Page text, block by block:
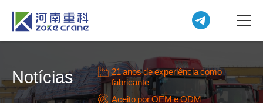
Notícias
21 anos de experiência como
fabricante
Aceito por OEM e ODM